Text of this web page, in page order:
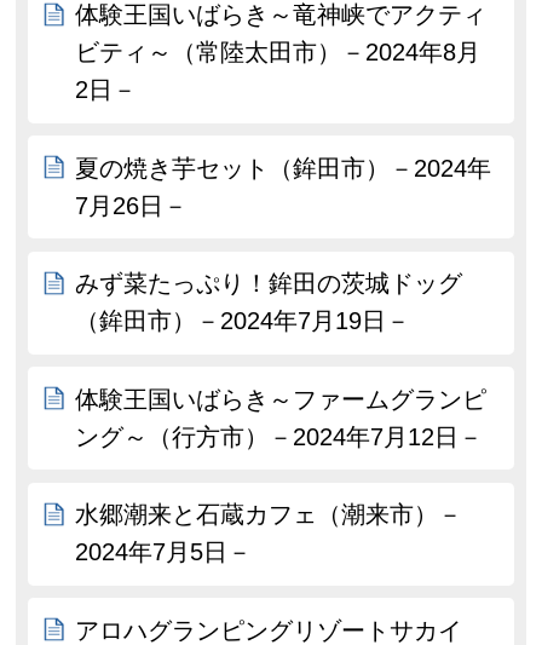
体験王国いばらき～竜神峡でアクティ
ビティ～（常陸太田市）－2024年8月
2日－
夏の焼き芋セット（鉾田市）－2024年
7月26日－
みず菜たっぷり！鉾田の茨城ドッグ
（鉾田市）－2024年7月19日－
体験王国いばらき～ファームグランピ
ング～（行方市）－2024年7月12日－
水郷潮来と石蔵カフェ（潮来市）－
2024年7月5日－
アロハグランピングリゾートサカイ